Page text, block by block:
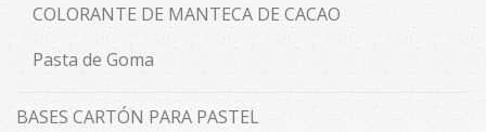
COLORANTE DE MANTECA DE CACAO
Pasta de Goma
BASES CARTÓN PARA PASTEL